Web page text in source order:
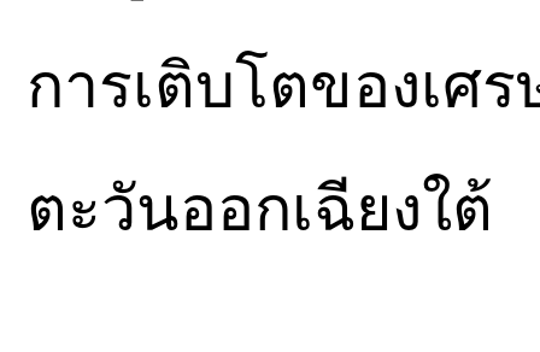
การเติบโตของเศ
ตะวันออกเฉียงใต้